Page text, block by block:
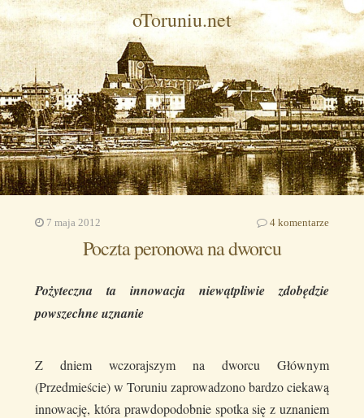
oToruniu.net
7 maja 2012 4 komentarze
Poczta peronowa na dworcu
Pożyteczna ta innowacja niewątpliwie zdobędzie
powszechne uznanie
Z dniem wczorajszym na dworcu Głównym
(Przedmieście) w Toruniu zaprowadzono bardzo ciekawą
innowację, która prawdopodobnie spotka się z uznaniem